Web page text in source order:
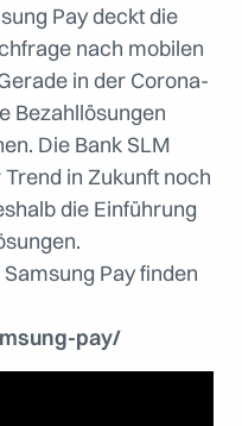
Pay deckt die
nach mobilen
in der Corona-
Bezahllösungen
Die Bank SLM
in Zukunft noch
die Einführung
Pay finden
pay/